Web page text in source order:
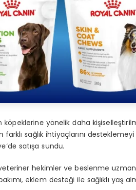
köpeklerine yönelik daha
farklı sağlık ihtiyaçlarını
satışa sundu.
hekimler ve beslenme
eklem desteği ile sağlıklı yaş